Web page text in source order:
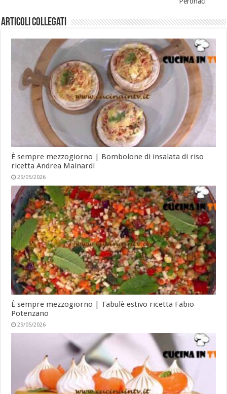
Articoli collegati
È sempre mezzogiorno | Bombolone di insalata di riso
ricetta Andrea Mainardi
29/05/2026
È sempre mezzogiorno | Tabulè estivo ricetta Fabio
Potenzano
29/05/2026